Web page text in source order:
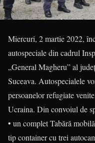
Miercuri, 2 martie 2022,
autospeciale din cadrul
„General Magheru” al
Suceava. Autospecialele
persoanelor refugiate
Ucraina. Din convoiul de
• un complet Tabără
tip container cu trei